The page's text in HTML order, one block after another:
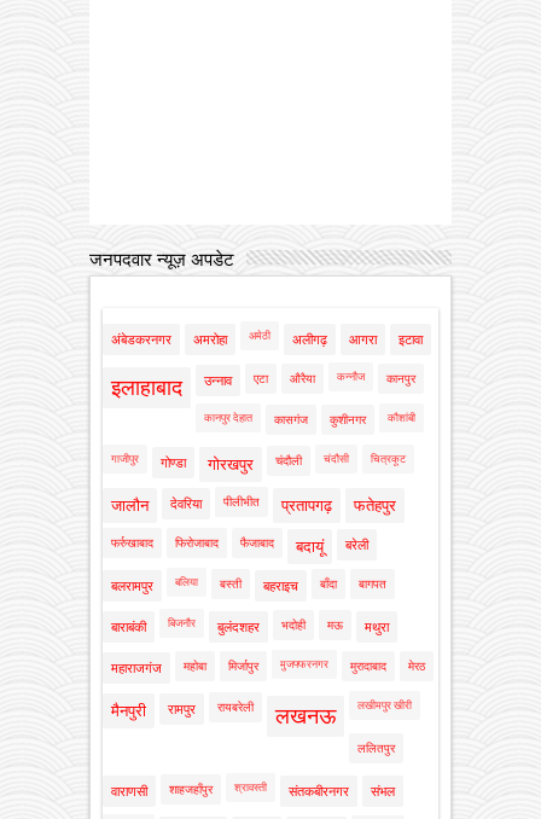
जनपदवार न्यूज़ अपडेट
अंबेडकरनगर अमरोहा अमेठी अलीगढ़ आगरा इटावा
इलाहाबाद उन्नाव एटा औरैया कन्नौज कानपुर
कानपुर देहात कासगंज कुशीनगर कौशांबी
गाजीपुर गोण्डा गोरखपुर चंदौली चंदौसी चित्रकूट
जालौन देवरिया पीलीभीत प्रतापगढ़ फतेहपुर
फर्रुखाबाद फिरोजाबाद फैजाबाद बदायूं बरेली
बलरामपुर बलिया बस्ती बहराइच बाँदा बागपत
बाराबंकी बिजनौर बुलंदशहर भदोही मऊ मथुरा
महाराजगंज महोबा मिर्जापुर मुजफ्फरनगर मुरादाबाद मेरठ
मैनपुरी रामपुर रायबरेली लखनऊ लखीमपुर खीरी
ललितपुर
वाराणसी शाहजहाँपुर श्रावस्ती संतकबीरनगर संभल